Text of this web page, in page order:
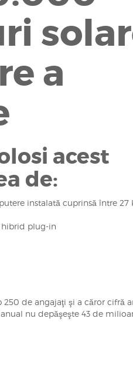
a
acest
de:
instalată cuprinsă între 27
hibrid plug-in
de angajaţi şi a căror cifră
nu depăşeşte 43 de